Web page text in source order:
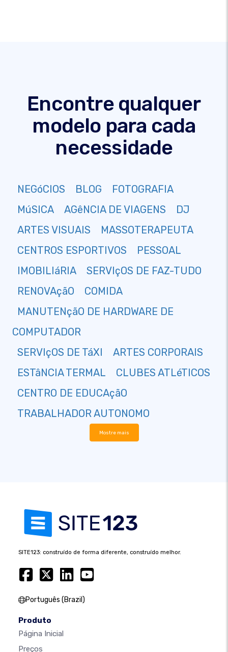
Encontre qualquer
modelo para cada
necessidade
NEGóCIOS BLOG
FOTOGRAFIA
MúSICA
AGêNCIA DE VIAGENS
DJ
ARTES VISUAIS
MASSOTERAPEUTA
CENTROS ESPORTIVOS
PESSOAL
IMOBILIáRIA
SERVIçOS DE FAZ-TUDO
RENOVAçãO
COMIDA
MANUTENçãO DE HARDWARE DE
COMPUTADOR
SERVIçOS DE TáXI
ARTES CORPORAIS
ESTâNCIA TERMAL
CLUBES ATLéTICOS
CENTRO DE EDUCAçãO
TRABALHADOR AUTONOMO
Mostre mais
SITE123: construído de forma diferente, construído melhor.
Português (Brazil)
Produto
Página Inicial
Preços